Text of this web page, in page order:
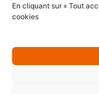
En cliquant sur « Tout
cookies